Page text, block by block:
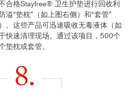
合格Stayfree® 卫生护垫进行回收利
溢“垫枕”（如上图右侧）和“套管”
。这些产品可迅速吸收无毒液体（如
快速清理现场。通过该项目，500个
垫枕或套管。
8.